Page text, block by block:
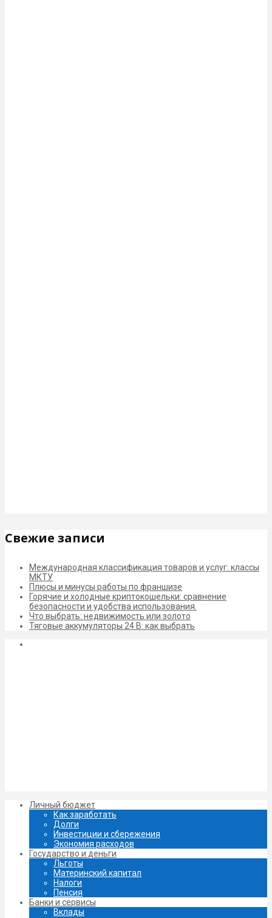
Свежие записи
Международная классификация товаров и услуг: классы
МКТУ
Плюсы и минусы работы по франшизе
Горячие и холодные криптокошельки: сравнение
безопасности и удобства использования.
Что выбрать: недвижимость или золото
Тяговые аккумуляторы 24 В: как выбрать
Личный бюджет
Как заработать
Долги
Инвестиции и сбережения
Экономия расходов
Государство и деньги
Льготы
Материнский капитал
Налоги
Пенсия
Банки и сервисы
Вклады